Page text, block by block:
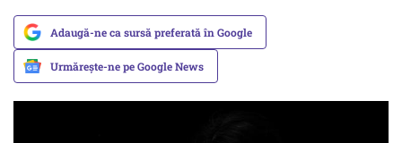
Adaugă-ne ca sursă preferată în Google
Urmărește-ne pe Google News